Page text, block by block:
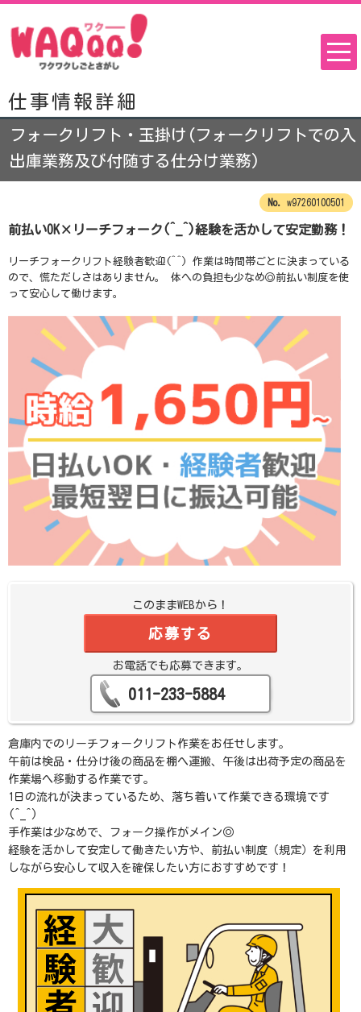
仕事情報詳細
フォークリフト・玉掛け(フォークリフトでの入
出庫業務及び付随する仕分け業務)
w97260100501
前払いOK×リーチフォーク(^_^)経験を活かして安定勤務！
リーチフォークリフト経験者歓迎(^^) 作業は時間帯ごとに決まっている
ので、慌ただしさはありません。 体への負担も少なめ◎前払い制度を使
って安心して働けます。
このままWEBから！
応募する
お電話でも応募できます。
011-233-5884
倉庫内でのリーチフォークリフト作業をお任せします。
午前は検品・仕分け後の商品を棚へ運搬、午後は出荷予定の商品を
作業場へ移動する作業です。
1日の流れが決まっているため、落ち着いて作業できる環境です
(^_^)
手作業は少なめで、フォーク操作がメイン◎
経験を活かして安定して働きたい方や、前払い制度（規定）を利用
しながら安心して収入を確保したい方におすすめです！